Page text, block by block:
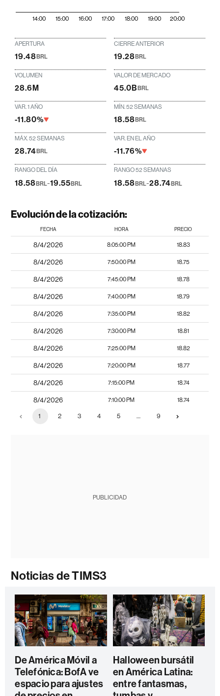
14:00 15:00 16:00 17:00 18:00 19:00 20:00
APERTURA
19.48BRL
CIERRE ANTERIOR
19.28BRL
VOLUMEN
28.6M
VALOR DE MERCADO
45.0BBRL
VAR. 1 AÑO
-11.80%
MÍN. 52 SEMANAS
18.58BRL
MÁX. 52 SEMANAS
28.74BRL
VAR. EN EL AÑO
-11.76%
RANGO DEL DÍA
18.58BRL-19.55BRL
RANGO 52 SEMANAS
18.58 BRL-28.74 BRL
Evolución de la cotización:
FECHA HORA PRECIO
8/4/2026 8:05:00 PM 18.83
8/4/2026 7:50:00 PM 18.75
8/4/2026 7:45:00 PM 18.78
8/4/2026 7:40:00 PM 18.79
8/4/2026 7:35:00 PM 18.82
8/4/2026 7:30:00 PM 18.81
8/4/2026 7:25:00 PM 18.82
8/4/2026 7:20:00 PM 18.77
8/4/2026 7:15:00 PM 18.74
8/4/2026 7:10:00 PM 18.74
1 2 3 4 5 … 9
PUBLICIDAD
Noticias de TIMS3
De América Móvil a
Telefónica: BofA ve
espacio para ajustes
Halloween bursátil
en América Latina:
entre fantasmas,